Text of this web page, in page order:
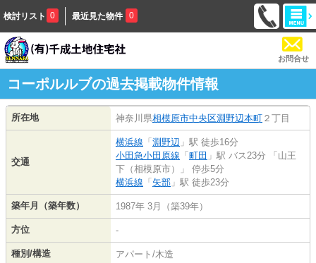
検討リスト 0 最近見た物件 0
お問合せ
コーポルルブの過去掲載物件情報
所在地 神奈川県相模原市中央区淵野辺本町 ２丁目
交通
横浜線 「 淵野辺 」駅 徒歩16分
小田急小田原線 「 町田 」駅 バス23分 「山王
下（相模原市）」 停歩5分
横浜線 「 矢部 」駅 徒歩23分
築年月（築年数） 1987年 3月（築39年）
方位 -
種別/構造 アパート/木造